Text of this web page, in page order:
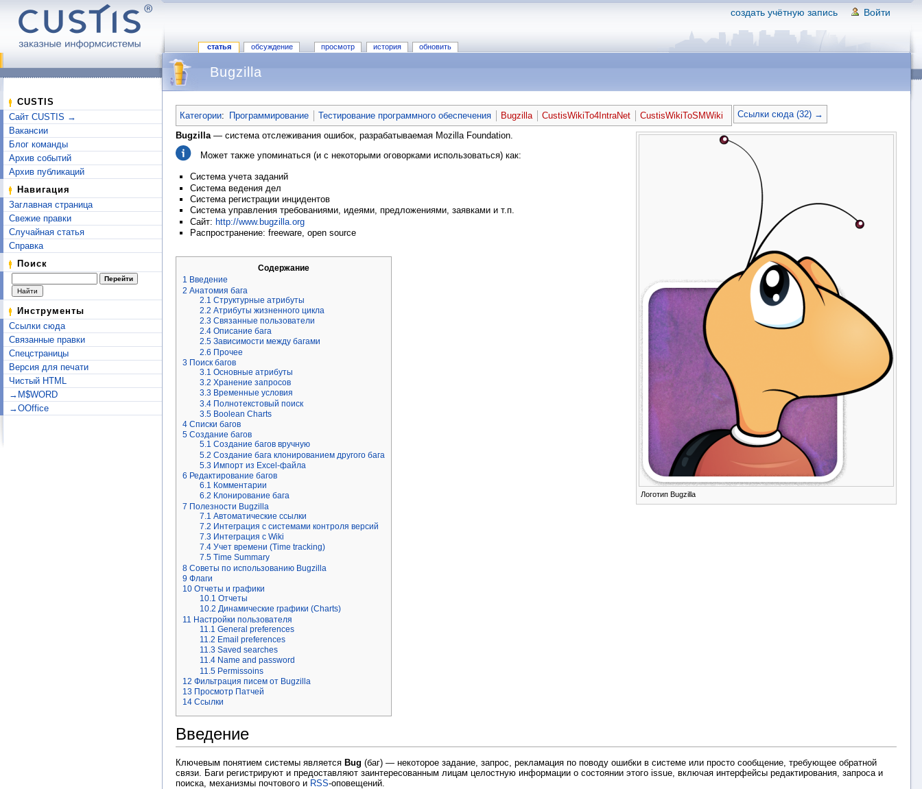
создать учётную запись Войти
статья обсуждение просмотр история обновить
CUSTIS
Сайт CUSTIS →
Вакансии
Блог команды
Архив событий
Архив публикаций
Навигация
Заглавная страница
Свежие правки
Случайная статья
Справка
Поиск
Инструменты
Ссылки сюда
Связанные правки
Спецстраницы
Версия для печати
Чистый HTML
→M$WORD
→OOffice
Bugzilla
Категории: Программирование Тестирование программного обеспечения Bugzilla CustisWikiTo4IntraNet CustisWikiToSMWiki Ссылки сюда (32) →
Логотип Bugzilla
Bugzilla— система отслеживания ошибок, разрабатываемая Mozilla Foundation.
Может также упоминаться (и с некоторыми оговорками использоваться) как:
Система учета заданий
Система ведения дел
Система регистрации инцидентов
Система управления требованиями, идеями, предложениями, заявками и т.п.
Сайт: http://www.bugzilla.org
Распространение: freeware, open source
Содержание
1 Введение
2 Анатомия бага
2.1 Структурные атрибуты
2.2 Атрибуты жизненного цикла
2.3 Связанные пользователи
2.4 Описание бага
2.5 Зависимости между багами
2.6 Прочее
3 Поиск багов
3.1 Основные атрибуты
3.2 Хранение запросов
3.3 Временные условия
3.4 Полнотекстовый поиск
3.5 Boolean Charts
4 Списки багов
5 Создание багов
5.1 Создание багов вручную
5.2 Создание бага клонированием другого бага
5.3 Импорт из Excel-файла
6 Редактирование багов
6.1 Комментарии
6.2 Клонирование бага
7 Полезности Bugzilla
7.1 Автоматические ссылки
7.2 Интеграция с системами контроля версий
7.3 Интеграция с Wiki
7.4 Учет времени (Time tracking)
7.5 Time Summary
8 Советы по использованию Bugzilla
9 Флаги
10 Отчеты и графики
10.1 Отчеты
10.2 Динамические графики (Charts)
11 Настройки пользователя
11.1 General preferences
11.2 Email preferences
11.3 Saved searches
11.4 Name and password
11.5 Permissoins
12 Фильтрация писем от Bugzilla
13 Просмотр Патчей
14 Ссылки
Введение
Ключевым понятием системы является Bug (баг) — некоторое задание, запрос, рекламация по поводу ошибки в системе или просто сообщение, требующее обратной
связи. Баги регистрируют и предоставляют заинтересованным лицам целостную информации о состоянии этого issue, включая интерфейсы редактирования, запроса и
поиска, механизмы почтового и RSS-оповещений.